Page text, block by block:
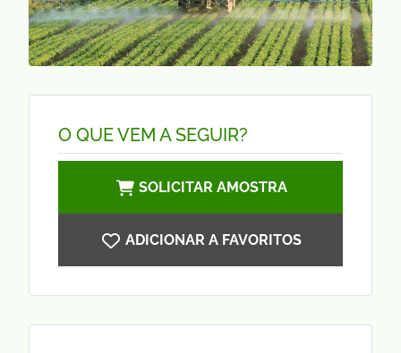
O QUE VEM A SEGUIR?
SOLICITAR AMOSTRA
ADICIONAR A FAVORITOS